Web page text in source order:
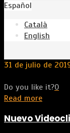
Español
Català
English
31 de julio de
Do you like it?0
Read more
Nuevo